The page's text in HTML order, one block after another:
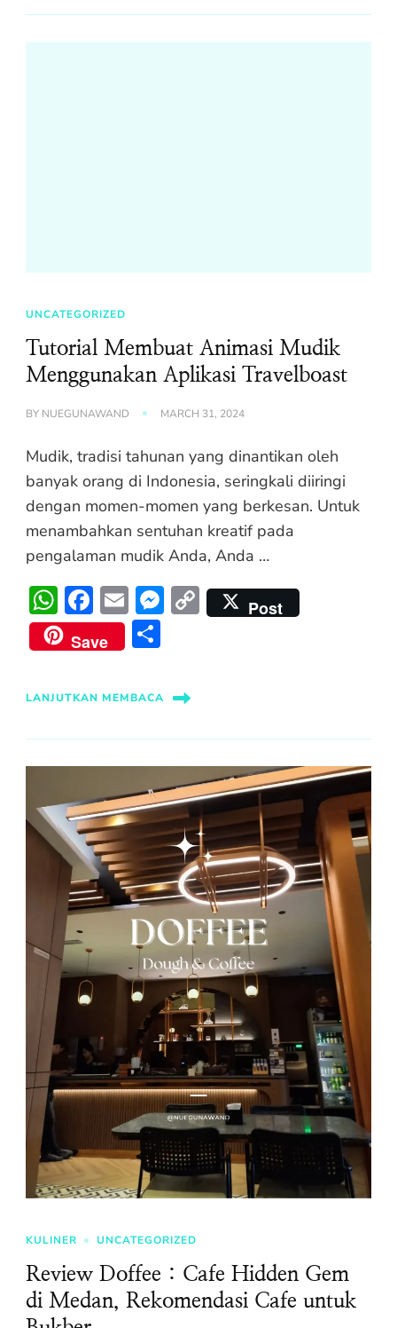
UNCATEGORIZED
Tutorial Membuat Animasi Mudik
Menggunakan Aplikasi Travelboast
BY NUEGUNAWAND MARCH 31, 2024
Mudik, tradisi tahunan yang dinantikan oleh
banyak orang di Indonesia, seringkali diiringi
dengan momen-momen yang berkesan. Untuk
menambahkan sentuhan kreatif pada
pengalaman mudik Anda, Anda …
WhatsApp
Facebook
EmailMessenger
Copy
Link
Post
Save
LANJUTKAN MEMBACA
KULINER UNCATEGORIZED
Review Doffee : Cafe Hidden Gem
di Medan, Rekomendasi Cafe untuk